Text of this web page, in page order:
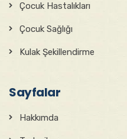
Çocuk Hastalıkları
Çocuk Sağlığı
Kulak Şekillendirme
Sayfalar
Hakkımda